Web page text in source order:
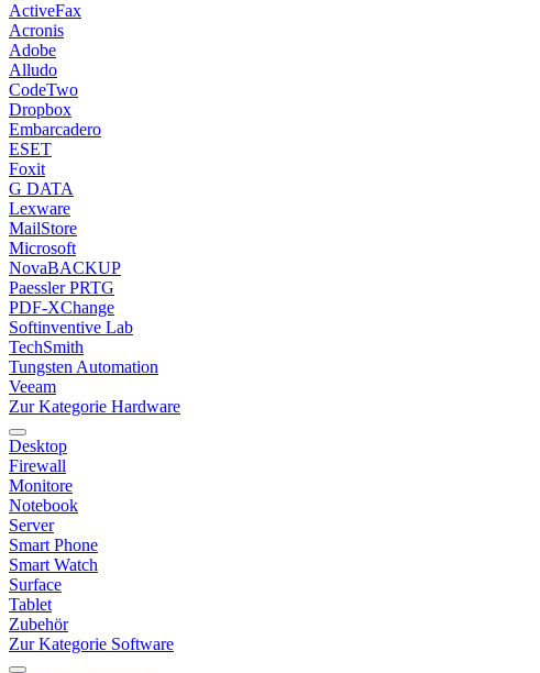
ActiveFax
Acronis
Adobe
Alludo
CodeTwo
Dropbox
Embarcadero
ESET
Foxit
G DATA
Lexware
MailStore
Microsoft
NovaBACKUP
Paessler PRTG
PDF-XChange
Softinventive Lab
TechSmith
Tungsten Automation
Veeam
Zur Kategorie Hardware
Desktop
Firewall
Monitore
Notebook
Server
Smart Phone
Smart Watch
Surface
Tablet
Zubehör
Zur Kategorie Software